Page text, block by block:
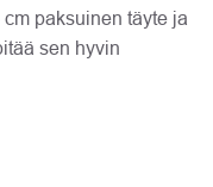
paksuinen täyte ja
sen hyvin